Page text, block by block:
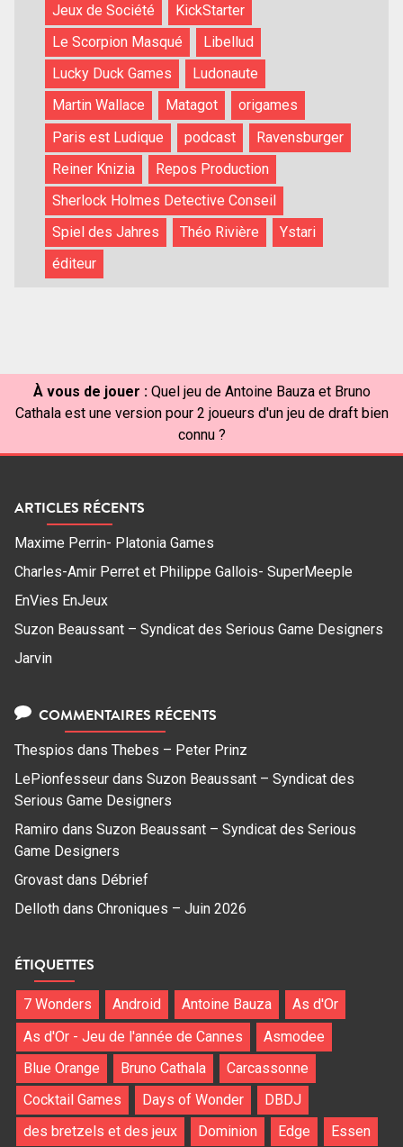
Jeux de Société
KickStarter
Le Scorpion Masqué
Libellud
Lucky Duck Games
Ludonaute
Martin Wallace
Matagot
origames
Paris est Ludique
podcast
Ravensburger
Reiner Knizia
Repos Production
Sherlock Holmes Detective Conseil
Spiel des Jahres
Théo Rivière
Ystari
éditeur
À vous de jouer : Quel jeu de Antoine Bauza et Bruno
Cathala est une version pour 2 joueurs d'un jeu de draft bien
connu ?
ARTICLES RÉCENTS
Maxime Perrin- Platonia Games
Charles-Amir Perret et Philippe Gallois- SuperMeeple
EnVies EnJeux
Suzon Beaussant – Syndicat des Serious Game Designers
Jarvin
COMMENTAIRES RÉCENTS
Thespios dans Thebes – Peter Prinz
LePionfesseur dans Suzon Beaussant – Syndicat des
Serious Game Designers
Ramiro dans Suzon Beaussant – Syndicat des Serious
Game Designers
Grovast dans Débrief
Delloth dans Chroniques – Juin 2026
ÉTIQUETTES
7 Wonders Android Antoine Bauza
As d'Or
As d'Or - Jeu de l'année de Cannes
Asmodee
Blue Orange
Bruno Cathala
Carcassonne
Cocktail Games
Days of Wonder
DBDJ
des bretzels et des jeux
Dominion Edge Essen